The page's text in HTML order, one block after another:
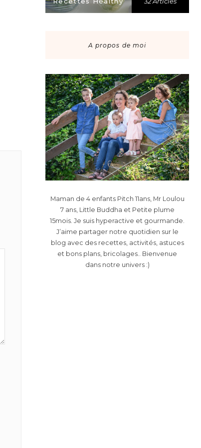
A propos de moi
Maman de 4 enfants Pitch 11ans, Mr Loulou
7 ans, Little Buddha et Petite plume
15mois. Je suis hyperactive et gourmande.
J’aime partager notre quotidien sur le
blog avec des recettes, activités, astuces
et bons plans, bricolages.. Bienvenue
dans notre univers :)